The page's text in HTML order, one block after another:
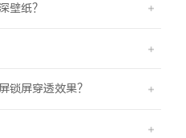
壁纸？
锁屏穿透效果？